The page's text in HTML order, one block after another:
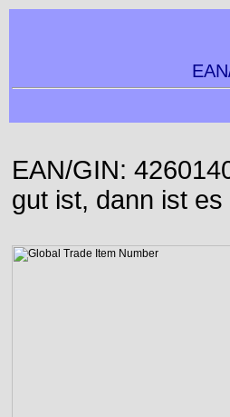
EAN/GIN:
gut ist, dann ist